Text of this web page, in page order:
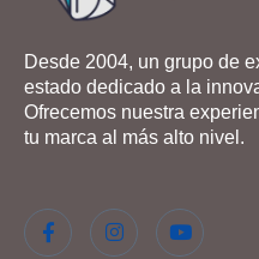
Desde 2004, un grupo de
estado dedicado a la
Ofrecemos nuestra
tu marca al más alto nivel.